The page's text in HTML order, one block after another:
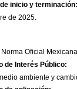
de inicio y terminación:
de 2025.
Norma Oficial Mexicana
de Interés Público:
ambiente y